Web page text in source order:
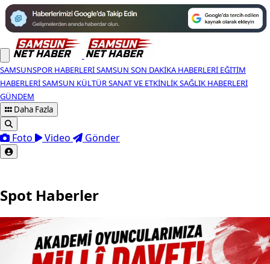
SAMSUNSPOR HABERLERISAMSUN SON DAKIKA HABERLERI EĞITIM
HABERLERISAMSUN KÜLTÜR SANAT VE ETKINLIKSAĞLIK HABERLERI
GÜNDEM
Daha Fazla
Foto Video Gönder
Spot Haberler